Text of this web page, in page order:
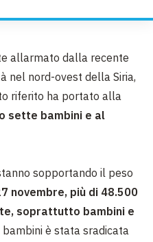
allarmato dalla recente
nel nord-ovest della Siria,
riferito ha portato alla
sette bambini e al
sopportando il peso
novembre, più di 48.500
soprattutto bambini e
è stata sradicata